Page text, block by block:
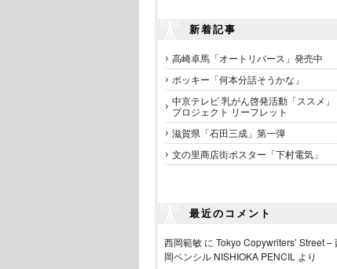
新着記事
高崎卓馬「オートリバース」発売中
ポッキー「何本分話そうかな」
中京テレビ 乳がん啓発活動「ススメ」
プロジェクト リーフレット
滋賀県「石田三成」第一弾
文の里商店街ポスター「下村電気」
最近のコメント
西岡範敏 に Tokyo Copywriters’ Street –
岡ペンシル NISHIOKA PENCIL より